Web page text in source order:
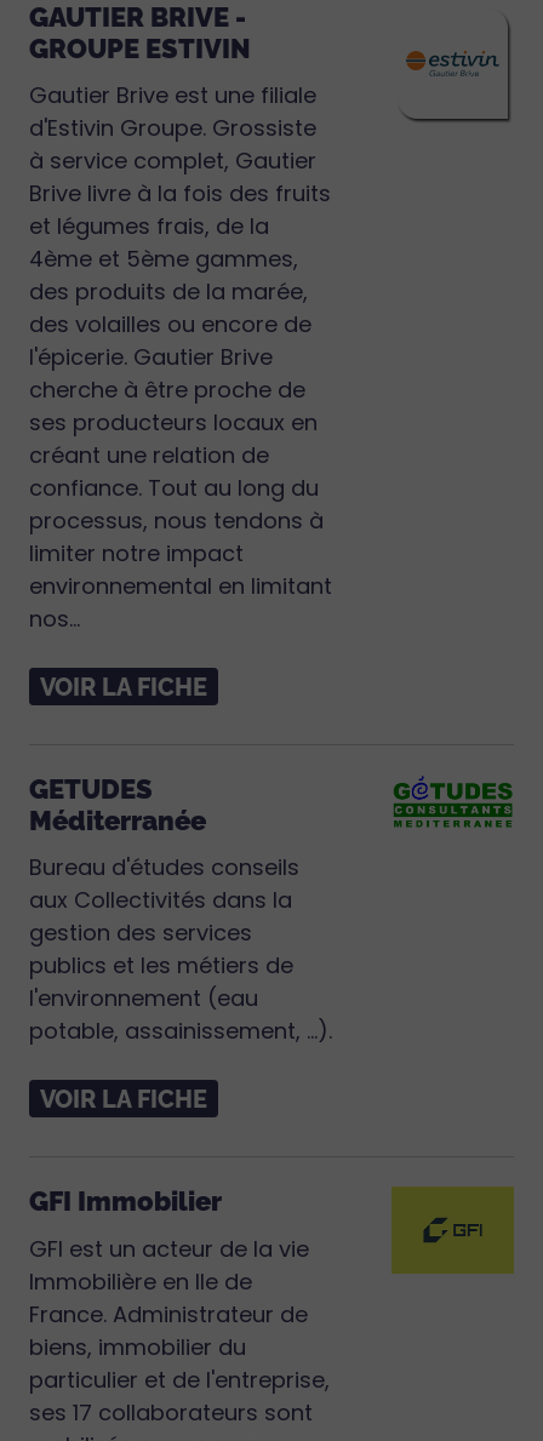
GAUTIER BRIVE -
GROUPE ESTIVIN
Gautier Brive est une filiale
d'Estivin Groupe. Grossiste
à service complet, Gautier
Brive livre à la fois des fruits
et légumes frais, de la
4ème et 5ème gammes,
des produits de la marée,
des volailles ou encore de
l'épicerie. Gautier Brive
cherche à être proche de
ses producteurs locaux en
créant une relation de
confiance. Tout au long du
processus, nous tendons à
limiter notre impact
environnemental en limitant
nos...
VOIR LA FICHE
GETUDES
Méditerranée
Bureau d'études conseils
aux Collectivités dans la
gestion des services
publics et les métiers de
l'environnement (eau
potable, assainissement, ...).
VOIR LA FICHE
GFI Immobilier
GFI est un acteur de la vie
Immobilière en Ile de
France. Administrateur de
biens, immobilier du
particulier et de l'entreprise,
ses 17 collaborateurs sont